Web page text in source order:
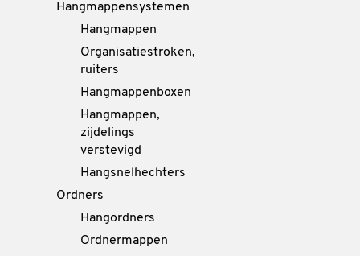
Hangmappensystemen
Hangmappen
Organisatiestroken,
ruiters
Hangmappenboxen
Hangmappen,
zijdelings
verstevigd
Hangsnelhechters
Ordners
Hangordners
Ordnermappen